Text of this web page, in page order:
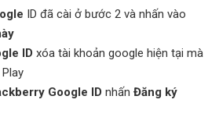
ID đã cài ở bước 2 và nhấn vào
ID xóa tài khoản google hiện tại mà
Google ID nhấn Đăng ký